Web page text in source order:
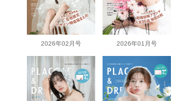
2026年02月号 2026年01月号